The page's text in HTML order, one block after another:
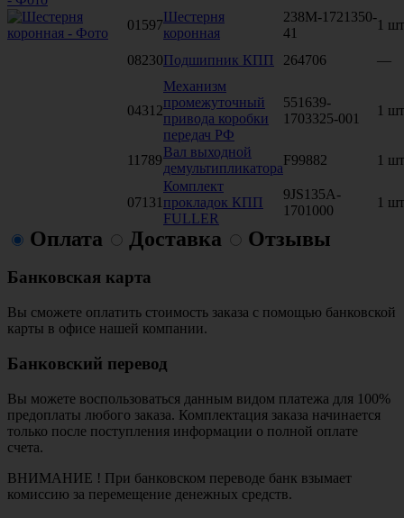
01597
Шестерня
коронная
238М-1721350-
41
1
08230Подшипник КПП 264706 —
04312
Механизм
промежуточный
привода коробки
передач РФ
551639-
1703325-001
1
11789
Вал выходной
демультипликатора
F99882 1
07131
Комплект
прокладок КПП
FULLER
9JS135A-
1701000
1
Оплата Доставка Отзывы
Банковская карта
Вы сможете оплатить стоимость заказа с помощью банковской
карты в офисе нашей компании.
Банковский перевод
Вы можете воспользоваться данным видом платежа для 100%
предоплаты любого заказа. Комплектация заказа начинается
только после поступления информации о полной оплате
счета.
ВНИМАНИЕ ! При банковском переводе банк взымает
комиссию за перемещение денежных средств.